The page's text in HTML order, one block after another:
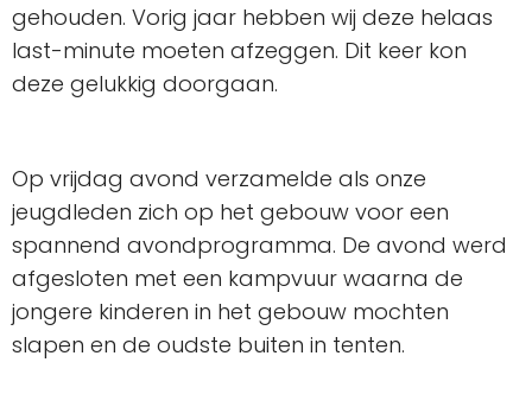
gehouden. Vorig jaar hebben wij deze helaas
last-minute moeten afzeggen. Dit keer kon
deze gelukkig doorgaan.
Op vrijdag avond verzamelde als onze
jeugdleden zich op het gebouw voor een
spannend avondprogramma. De avond werd
afgesloten met een kampvuur waarna de
jongere kinderen in het gebouw mochten
slapen en de oudste buiten in tenten.